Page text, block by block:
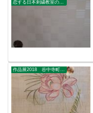
恋する日本刺繍教室のブログ
作品展2018 谷中寺町美術館